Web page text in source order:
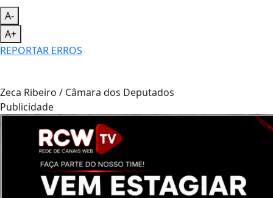
A-
A+
REPORTAR ERROS
Zeca Ribeiro / Câmara dos Deputados
Publicidade